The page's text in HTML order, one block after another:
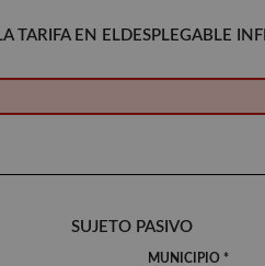
TARIFA EN ELDESPLEGABLE
SUJETO PASIVO
MUNICIPIO *